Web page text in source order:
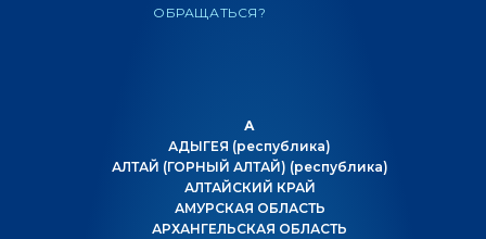
ОБРАЩАТЬСЯ?
А
АДЫГЕЯ (республика)
АЛТАЙ (ГОРНЫЙ АЛТАЙ) (республика)
АЛТАЙСКИЙ КРАЙ
АМУРСКАЯ ОБЛАСТЬ
АРХАНГЕЛЬСКАЯ ОБЛАСТЬ